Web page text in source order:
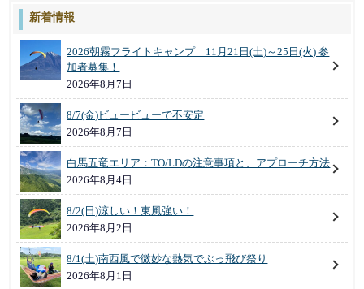
新着情報
2026朝霧フライトキャンプ 11月21日(土)～25日(火) 参
加者募集！
2026年8月7日
8/7(金)ビュービューで不安定
2026年8月7日
白馬五竜エリア：TO/LDの注意事項と、アプローチ方法
2026年8月4日
8/2(日)涼しい！東風強い！
2026年8月2日
8/1(土)南西風で微妙な熱気でぶっ飛び祭り
2026年8月1日